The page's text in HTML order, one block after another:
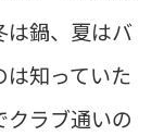
鍋、夏はバ
は知っていた
クラブ通いの